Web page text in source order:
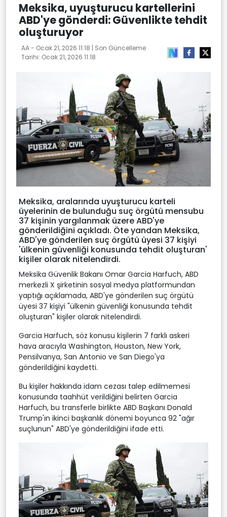
Meksika, uyuşturucu kartellerini
ABD'ye gönderdi: Güvenlikte tehdit
oluşturuyor
AA - Ocak 21, 2026 11:18 | Son Güncelleme
Tarihi: Ocak 21, 2026 11:18
Meksika, aralarında uyuşturucu karteli
üyelerinin de bulunduğu suç örgütü mensubu
37 kişinin yargılanmak üzere ABD'ye
gönderildiğini açıkladı. Öte yandan Meksika,
ABD'ye gönderilen suç örgütü üyesi 37 kişiyi
'ülkenin güvenliği konusunda tehdit oluşturan'
kişiler olarak nitelendirdi.
Meksika Güvenlik Bakanı Omar Garcia Harfuch, ABD
merkezli X şirketinin sosyal medya platformundan
yaptığı açıklamada, ABD'ye gönderilen suç örgütü
üyesi 37 kişiyi "ülkenin güvenliği konusunda tehdit
oluşturan" kişiler olarak nitelendirdi.
Garcia Harfuch, söz konusu kişilerin 7 farklı askeri
hava aracıyla Washington, Houston, New York,
Pensilvanya, San Antonio ve San Diego'ya
gönderildiğini kaydetti.
Bu kişiler hakkında idam cezası talep edilmemesi
konusunda taahhüt verildiğini belirten Garcia
Harfuch, bu transferle birlikte ABD Başkanı Donald
Trump'ın ikinci başkanlık dönemi boyunca 92 "ağır
suçlunun" ABD'ye gönderildiğini ifade etti.